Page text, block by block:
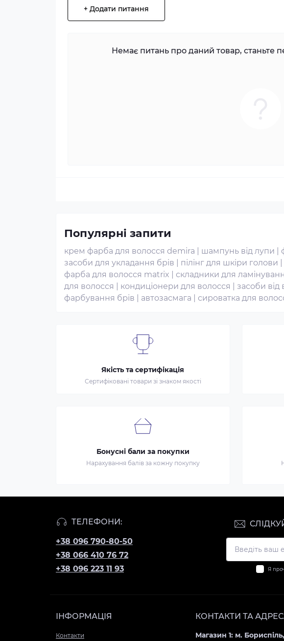
+ Додати питання
Немає питань про даний товар, станьте
Популярні запити
крем фарба для волосся demira шампунь від лупи
засоби для укладання брів
пілінг для шкіри голови
фарба для волосся matrix
складники для
для волосся
кондиціонери для волосся засоби від
фарбування брів
автозасмага сироватка для
Якість та сертифікація
Сертифіковані товари зі знаком якості
Бонусні бали за покупки
Нарахування балів за кожну покупку
ТЕЛЕФОНИ:
+38 096 790-80-50
+38 066 410 76 72
+38 096 223 11 93
Я
ІНФОРМАЦІЯ
Контакти
КОНТАКТИ ТА
Магазин 1: м.